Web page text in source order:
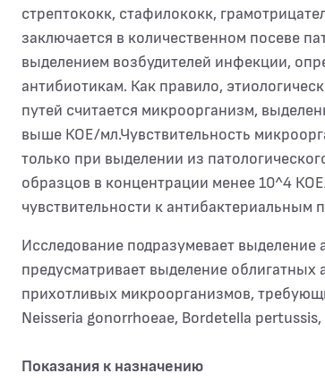
стрептококк, стафилококк,
заключается в количественном посеве
выделением возбудителей инфекции,
антибиотикам. Как правило,
путей считается микроорганизм,
выше КОЕ/мл.Чувствительность
только при выделении из
образцов в концентрации менее 10^4
чувствительности к антибактериальным
Исследование подразумевает
предусматривает выделение
прихотливых микроорганизмов,
Neisseria gonorrhoeae, Bordetella
Показания к назначению